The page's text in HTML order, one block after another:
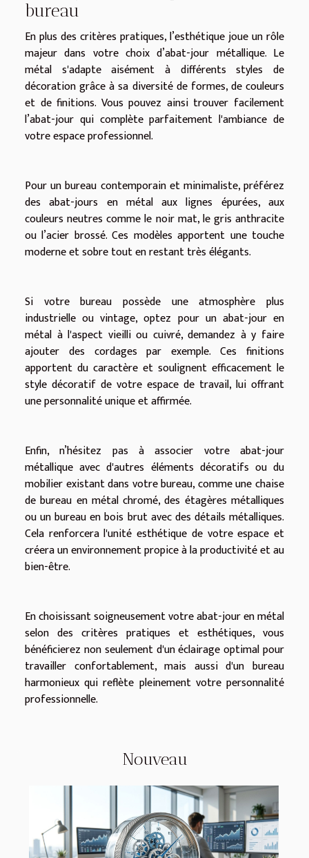
bureau
En plus des critères pratiques, l’esthétique joue un rôle
majeur dans votre choix d’abat-jour métallique. Le
métal s'adapte aisément à différents styles de
décoration grâce à sa diversité de formes, de couleurs
et de finitions. Vous pouvez ainsi trouver facilement
l’abat-jour qui complète parfaitement l'ambiance de
votre espace professionnel.
Pour un bureau contemporain et minimaliste, préférez
des abat-jours en métal aux lignes épurées, aux
couleurs neutres comme le noir mat, le gris anthracite
ou l’acier brossé. Ces modèles apportent une touche
moderne et sobre tout en restant très élégants.
Si votre bureau possède une atmosphère plus
industrielle ou vintage, optez pour un abat-jour en
métal à l'aspect vieilli ou cuivré, demandez à y faire
ajouter des cordages par exemple. Ces finitions
apportent du caractère et soulignent efficacement le
style décoratif de votre espace de travail, lui offrant
une personnalité unique et affirmée.
Enfin, n’hésitez pas à associer votre abat-jour
métallique avec d'autres éléments décoratifs ou du
mobilier existant dans votre bureau, comme une chaise
de bureau en métal chromé, des étagères métalliques
ou un bureau en bois brut avec des détails métalliques.
Cela renforcera l'unité esthétique de votre espace et
créera un environnement propice à la productivité et au
bien-être.
En choisissant soigneusement votre abat-jour en métal
selon des critères pratiques et esthétiques, vous
bénéficierez non seulement d'un éclairage optimal pour
travailler confortablement, mais aussi d'un bureau
harmonieux qui reflète pleinement votre personnalité
professionnelle.
Nouveau